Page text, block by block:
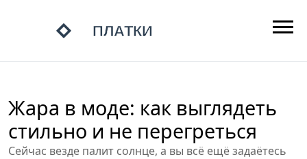
Жара в моде: как выглядеть
стильно и не перегреться
Сейчас везде палит солнце, а вы всё ещё задаётесь